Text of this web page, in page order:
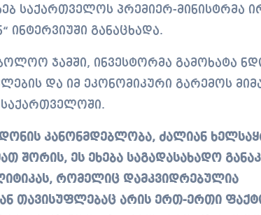
საქართველოს პრემიერ-მინისტრმა
ინტერვიუში განაცხადა.
ჯამში, ინვესტორმა გამოხატა
და იმ ეკონომიკური გარემოს
დონის კანონმდებლობა, ძალიან
შორის, ეს ეხება საგადასახადო
რომელიც დამკვიდრებულია
თავისუფლებაც არის ერთ-ერთი